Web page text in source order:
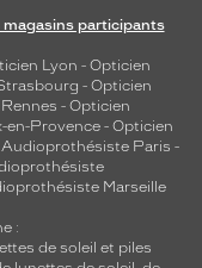
magasins participants
Lyon - Opticien
- Opticien
- Opticien
en-Provence - Opticien
Audioprothésiste Paris -
Marseille
:
de soleil et piles